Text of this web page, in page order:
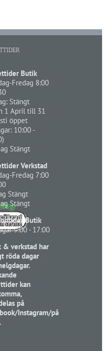
Butik
Fredag 8:00
Stängt
1 April till 31
öppet
10:00 -
Stängt
Verkstad
Fredag 7:00
Stängt
Stängt
Butik
9:00 - 17:00
& verkstad har
röda dagar
kan
på
Instagram/på